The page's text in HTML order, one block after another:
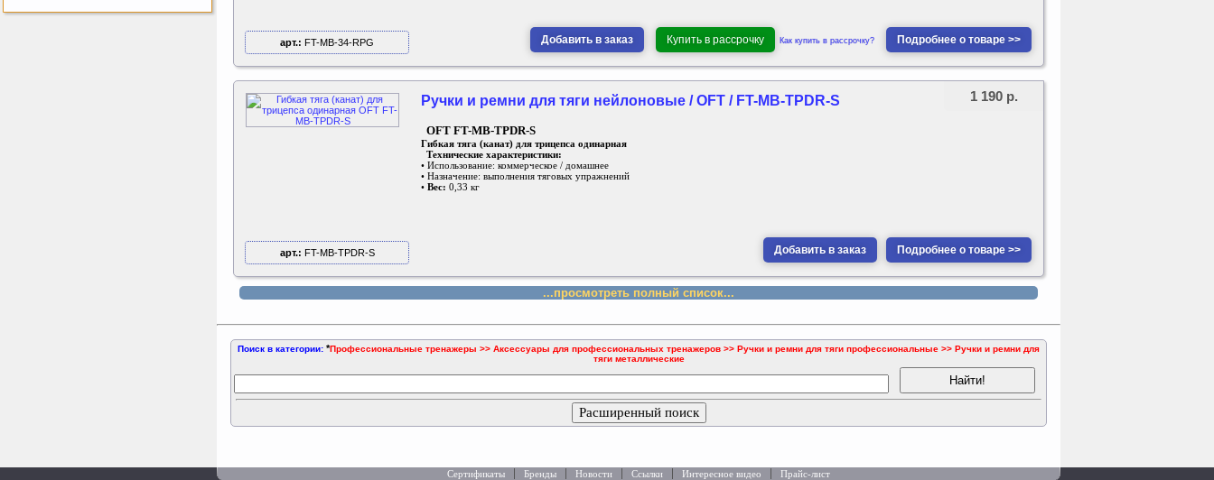
арт.: FT-MB-34-RPG Добавить в заказ Купить в рассрочку Как купить в рассрочку? Подробнее о товаре >>
Ручки и ремни для тяги нейлоновые / OFT / FT-MB-TPDR-S
OFT FT-MB-TPDR-S
Гибкая тяга (канат) для трицепса одинарная
Технические характеристики:
• Использование: коммерческое / домашнее
• Назначение: выполнения тяговых упражнений
• Вес: 0,33 кг
арт.: FT-MB-TPDR-S Добавить в заказ Подробнее о товаре >>
1 190 р.
...просмотреть полный список...
Поиск в категории: *Профессиональные тренажеры >> Аксессуары для профессиональных тренажеров >> Ручки и ремни для тяги профессиональные >> Ручки и ремни для
тяги металлические
Расширенный поиск
Сертификаты Бренды Новости Ссылки Интересное видео Прайс-лист